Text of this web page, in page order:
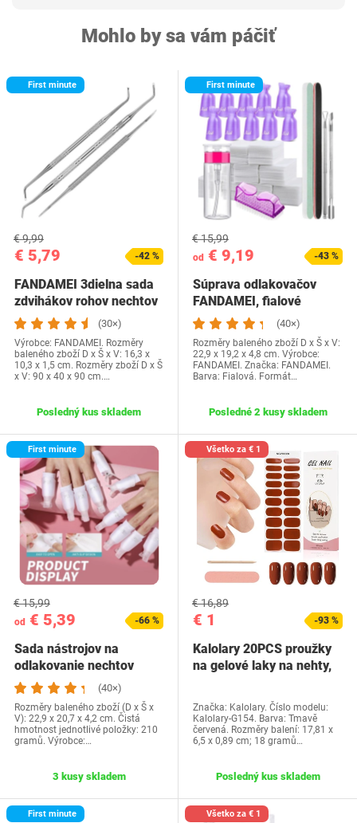
Mohlo by sa vám páčiť
First minute
€ 5,79
€ 9,99
-42 %
FANDAMEI 3dielna sada
zdvihákov rohov nechtov
a pilníka na…
(30×)
Výrobce: FANDAMEI. Rozměry
baleného zboží D x Š x V: 16,3 x
10,3 x 1,5 cm. Rozměry zboží D x Š
x V: 90 x 40 x 90 cm.…
Posledný kus skladem
First minute
od € 9,19
€ 15,99
-43 %
Súprava odlakovačov
FANDAMEI, fialové
sponky na nechty, 500…
(40×)
Rozměry baleného zboží D x Š x V:
22,9 x 19,2 x 4,8 cm. Výrobce:
FANDAMEI. Značka: FANDAMEI.
Barva: Fialová. Formát…
Posledné 2 kusy skladem
First minute
od € 5,39
€ 15,99
-66 %
Sada nástrojov na
odlakovanie nechtov
FANDAMEI, priehľadné…
(40×)
Rozměry baleného zboží (D x Š x
V): 22,9 x 20,7 x 4,2 cm. Čistá
hmotnost jednotlivé položky: 210
gramů. Výrobce:…
3 kusy skladem
Všetko za € 1
€ 1
€ 16,89
-93 %
Kalolary 20PCS proužky
na gelové laky na nehty,
Značka: Kalolary. Číslo modelu:
Kalolary-G154. Barva: Tmavě
červená. Rozměry balení: 17,81 x
6,5 x 0,89 cm; 18 gramů…
Posledný kus skladem
First minute Všetko za € 1